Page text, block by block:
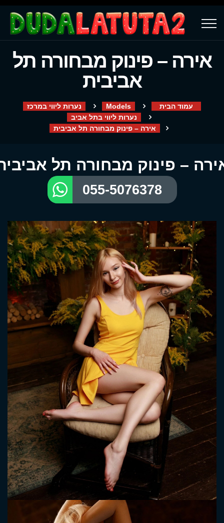
אירה – פינוק מבחורה תל
אביבית
עמוד הבית Models
נערות ליווי במרכז
נערות ליווי בתל אביב
אירה – פינוק מבחורה תל אביבית
– פינוק מבחורה תל
055-5076378